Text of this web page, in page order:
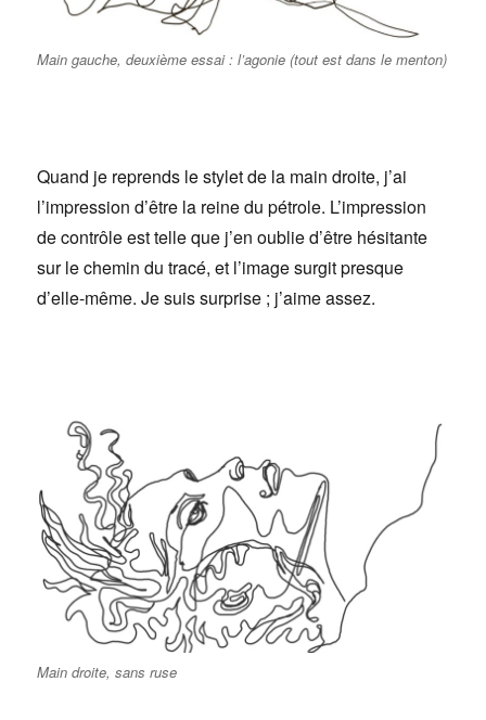
Main gauche, deuxième essai : l’agonie (tout est dans le menton)
Quand je reprends le stylet de la main droite, j’ai
l’impression d’être la reine du pétrole. L’impression
de contrôle est telle que j’en oublie d’être hésitante
sur le chemin du tracé, et l’image surgit presque
d’elle-même. Je suis surprise ; j’aime assez.
Main droite, sans ruse